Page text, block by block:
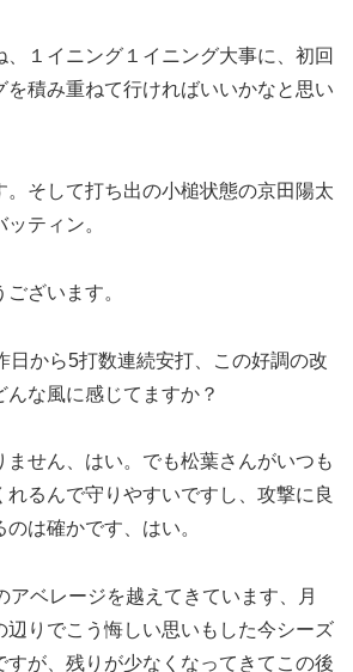
、１イニング１イニング大事に、初回
を積み重ねて行ければいいかなと思い
。そして打ち出の小槌状態の京田陽太
ティン。
ございます。
日から5打数連続安打、この好調の改
な風に感じてますか？
ません、はい。でも松葉さんがいつも
れるんで守りやすいですし、攻撃に良
は確かです、はい。
アベレージを越えてきています、月
辺りでこう悔しい思いもした今シーズ
すが、残りが少なくなってきてこの後